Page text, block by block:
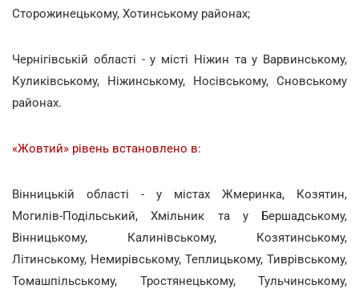
Сторожинецькому, Хотинському районах;
Чернігівській області - у місті Ніжин та у Варвинському,
Куликівському, Ніжинському, Носівському, Сновському
районах.
«Жовтий» рівень встановлено в:
Вінницькій області - у містах Жмеринка, Козятин,
Могилів-Подільський, Хмільник та у Бершадському,
Вінницькому, Калинівському, Козятинському,
Літинському, Немирівському, Теплицькому, Тиврівському,
Томашпільському, Тростянецькому, Тульчинському,